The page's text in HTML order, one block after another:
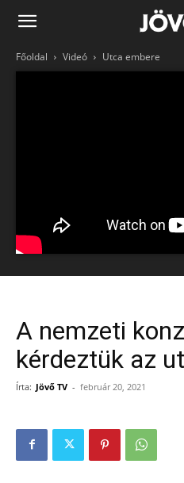
Jövő
Főoldal Videó Utca embere
A nemzeti
kérdeztük az
Írta: Jövő TV - február 20, 2021